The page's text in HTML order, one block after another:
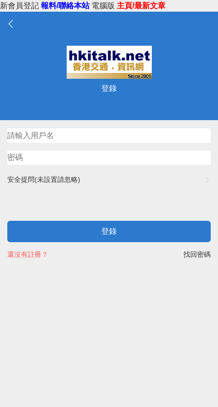
新會員登記 報料/聯絡本站 電腦版 主頁/最新文章
登錄
安全提問(未設置請忽略)
登錄
找回密碼
還沒有註冊？